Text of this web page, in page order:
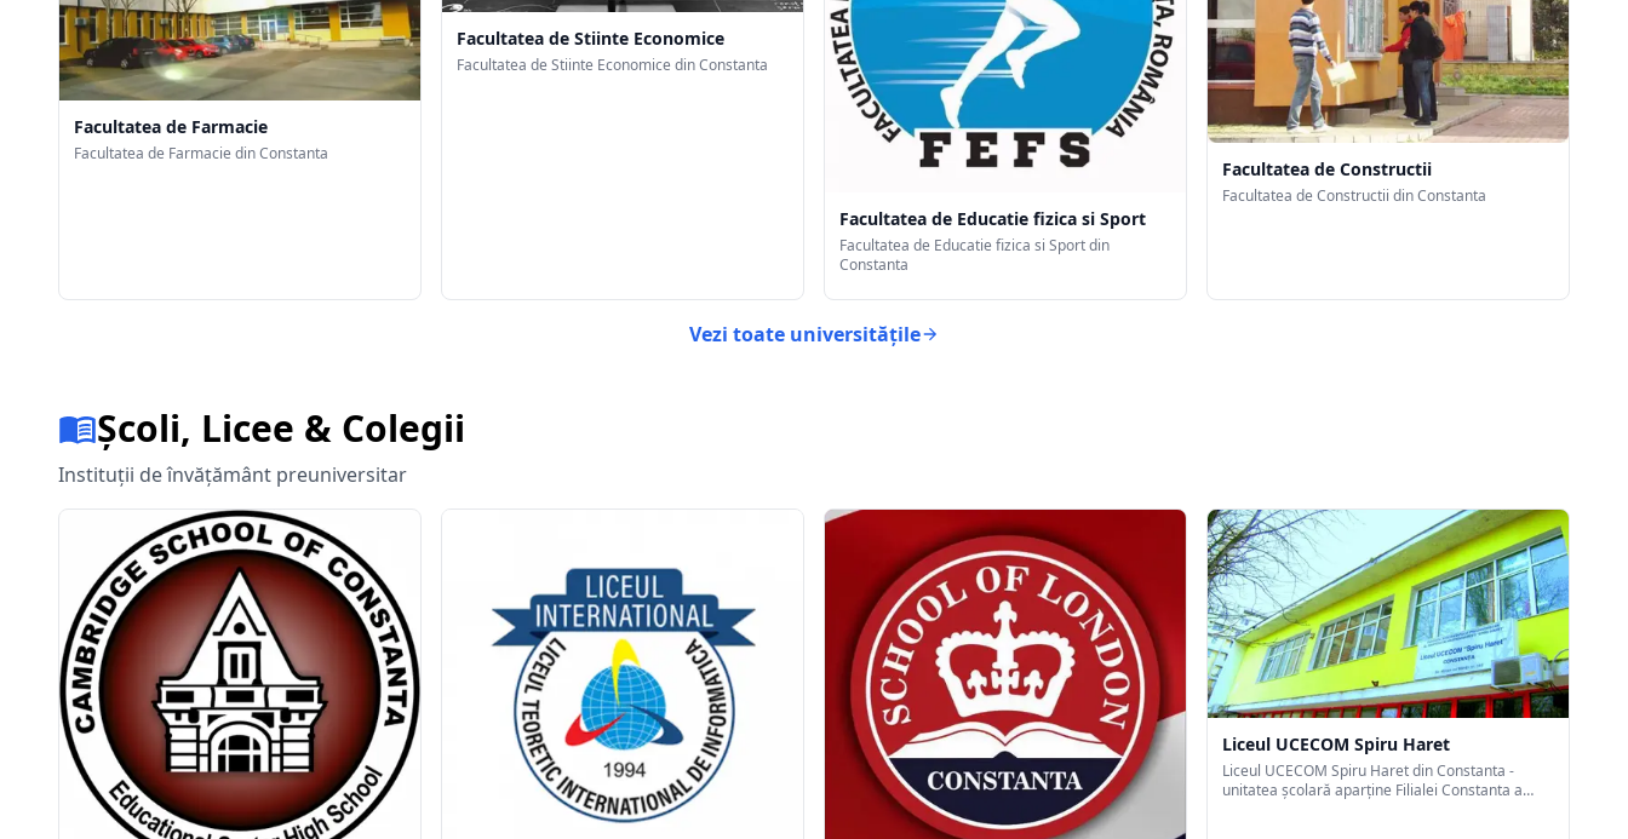
Facultatea de Farmacie
Facultatea de Farmacie din Constanta
Facultatea de Stiinte Economice
Facultatea de Stiinte Economice din Constanta
Facultatea de Educatie fizica si Sport
Facultatea de Educatie fizica si Sport din
Constanta
Facultatea de Constructii
Facultatea de Constructii din Constanta
Vezi toate universitățile
Școli, Licee & Colegii
Instituții de învățământ preuniversitar
Liceul UCECOM Spiru Haret
Liceul UCECOM Spiru Haret din Constanta -
unitatea școlară aparține Filialei Constanta a